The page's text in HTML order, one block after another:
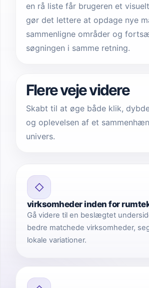
en rå liste får brugeren et
gør det lettere at opdage nye
sammenligne områder og
søgningen i samme retning.
Flere veje videre
Skabt til at øge både klik,
og oplevelsen af et
univers.
◇
virksomheder inden for
Gå videre til en beslægtet
bedre matchede virksomheder,
lokale variationer.